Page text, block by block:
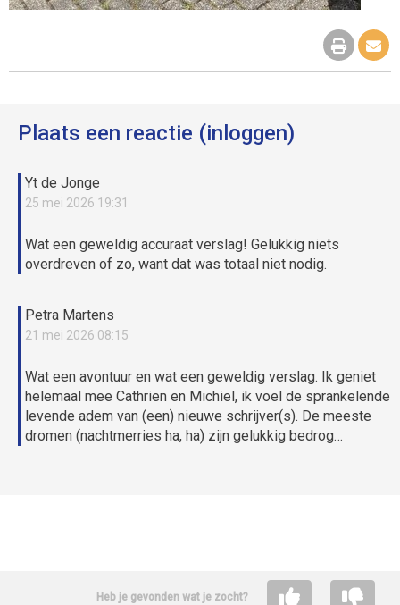
Plaats een reactie (inloggen)
Yt de Jonge
25 mei 2026 19:31
Wat een geweldig accuraat verslag! Gelukkig niets
overdreven of zo, want dat was totaal niet nodig.
Petra Martens
21 mei 2026 08:15
Wat een avontuur en wat een geweldig verslag. Ik geniet
helemaal mee Cathrien en Michiel, ik voel de sprankelende
levende adem van (een) nieuwe schrijver(s). De meeste
dromen (nachtmerries ha, ha) zijn gelukkig bedrog…
Heb je gevonden wat je zocht?